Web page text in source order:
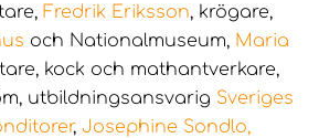
Fredrik Eriksson, krögare,
och Nationalmuseum, Maria
kock och mathantverkare,
utbildningsansvarig Sveriges
, Josephine Sondlo,